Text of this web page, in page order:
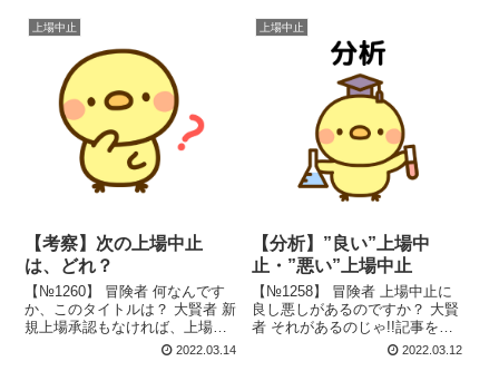
かな!! 上場中止理由 本日
は、"ウェルネス･コミュニケー
ションズ"の仮条件発表...
止理由 本日は、"インフォメテ
ィス"の仮条件発表日でしたが、
発表されたのは「上...
上場中止
【考察】次の上場中止
は、どれ？
【№1260】 冒険者 何なんです
か、このタイトルは？ 大賢者 新
規上場承認もなければ、上場中
止・延期ばかり。そりゃ、書く
2022.03.14
上場中止
【分析】”良い”上場中
止・”悪い”上場中止
【№1258】 冒険者 上場中止に
良し悪しがあるのですか？ 大賢
者 それがあるのじゃ!!記事を読
めばわかるぞ。 はじめに 昨
2022.03.12